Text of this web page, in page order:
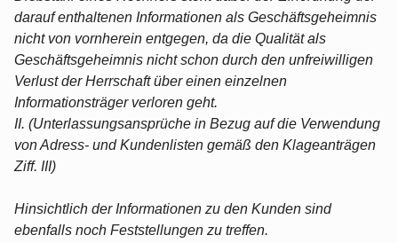
darauf enthaltenen Informationen als Geschäftsgeheimnis
nicht von vornherein entgegen, da die Qualität als
Geschäftsgeheimnis nicht schon durch den unfreiwilligen
Verlust der Herrschaft über einen einzelnen
Informationsträger verloren geht.
II. (Unterlassungsansprüche in Bezug auf die Verwendung
von Adress- und Kundenlisten gemäß den Klageanträgen
Ziff. III)
Hinsichtlich der Informationen zu den Kunden sind
ebenfalls noch Feststellungen zu treffen.